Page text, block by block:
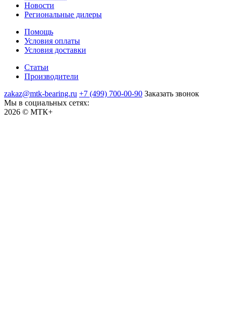
Новости
Региональные дилеры
Помощь
Условия оплаты
Условия доставки
Статьи
Производители
zakaz@mtk-bearing.ru +7 (499) 700-00-90 Заказать звонок
Мы в социальных сетях:
2026 © МТК+